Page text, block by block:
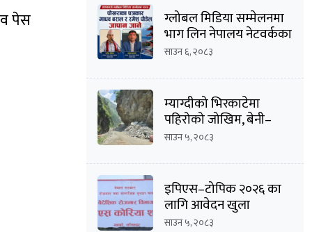
पेस
ग्लोबल मिडिया सम्मेलनमा
भाग लिन नेपालय नेटवर्कका
सम्पादक माधव
प्रस्थान
साउन ६, २०८३
म्याग्दीको भिरकाटेमा
पहिरोको जोखिम, बेनी–
जोमसोम सडक असुरक्षित
साउन ५, २०८३
इपिएस–टोपिक २०२६ का
लागि आवेदन खुला
साउन ५, २०८३